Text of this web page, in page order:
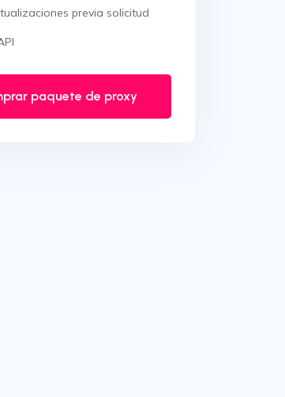
previa solicitud
paquete de proxy